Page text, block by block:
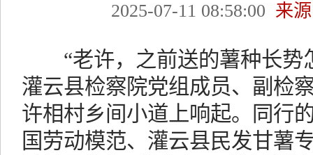
2025-07-11 08:58:00 来
“老许，之前送的薯种长势
灌云县检察院党组成员、副检
许相村乡间小道上响起。同行
国劳动模范、灌云县民发甘